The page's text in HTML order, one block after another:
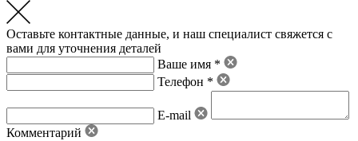
Оставьте контактные данные, и наш специалист свяжется с
вами для уточнения деталей
Ваше имя *
Телефон *
E-mail
Комментарий